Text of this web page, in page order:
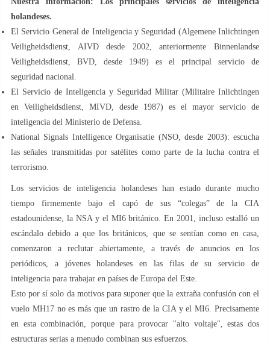
holandeses.
El Servicio General de Inteligencia y Seguridad (Algemene Inlichtingen
Veiligheidsdienst, AIVD desde 2002, anteriormente Binnenlandse
Veiligheidsdienst, BVD, desde 1949) es el principal servicio de
seguridad nacional.
El Servicio de Inteligencia y Seguridad Militar (Militaire Inlichtingen
en Veiligheidsdienst, MIVD, desde 1987) es el mayor servicio de
inteligencia del Ministerio de Defensa.
National Signals Intelligence Organisatie (NSO, desde 2003): escucha
las señales transmitidas por satélites como parte de la lucha contra el
terrorismo.
Los servicios de inteligencia holandeses han estado durante mucho
tiempo firmemente bajo el capó de sus “colegas” de la CIA
estadounidense, la NSA y el MI6 británico. En 2001, incluso estalló un
escándalo debido a que los británicos, que se sentían como en casa,
comenzaron a reclutar abiertamente, a través de anuncios en los
periódicos, a jóvenes holandeses en las filas de su servicio de
inteligencia para trabajar en países de Europa del Este.
Esto por sí solo da motivos para suponer que la extraña confusión con el
vuelo MH17 no es más que un rastro de la CIA y el MI6. Precisamente
en esta combinación, porque para provocar "alto voltaje", estas dos
estructuras serias a menudo combinan sus esfuerzos.